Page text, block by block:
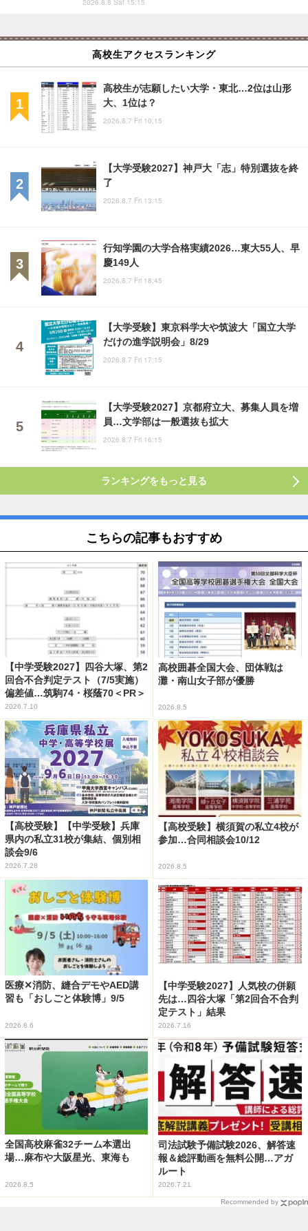
2026.8.8 Sat 15:15
高校生アクセスランキング
高校生が志願したい大学・東北…2位は山形
大、1位は？
2026.8.7 Fri 10:15
【大学受験2027】神戸大「志」特別選抜を終
了
2026.8.7 Fri 13:15
行知学園の大学合格実績2026…東大55人、早
慶149人
2026.8.7 Fri 18:45
【大学受験】東京科学大や筑波大「国立大学
だけの進学説明会」8/29
2026.8.7 Fri 17:15
【大学受験2027】京都府立大、募集人員を増
員…文学部は一般選抜も拡大
2026.8.7 Fri 16:15
ランキングをもっと見る
こちらの記事もおすすめ
【中学受験2027】四谷大塚、第2
回合不合判定テスト（7/5実施）
偏差値…筑駒74・桜蔭70＜PR＞
2026.7.10
高校囲碁全国大会、団体戦は
灘・南山女子部が優勝
2026.8.5
【高校受験】【中学受験】兵庫
県内の私立31校が集結、個別相
談会9/6
2026.7.28
【高校受験】横須賀の私立4校が
参加…合同相談会10/12
2026.8.5
医療✕消防、縫合デモやAED講
習も「おしごと体験博」9/5
2026.8.6
【中学受験2027】人気校の併願
先は…四谷大塚「第2回合不合判
定テスト」結果
2026.7.16
全国高校麻雀32チーム本選出
場…麻布や大阪星光、東海も
2026.8.5
司法試験予備試験2026、解答速
報＆総評動画を無料公開…アガ
ルート
2026.7.21
Recommended by